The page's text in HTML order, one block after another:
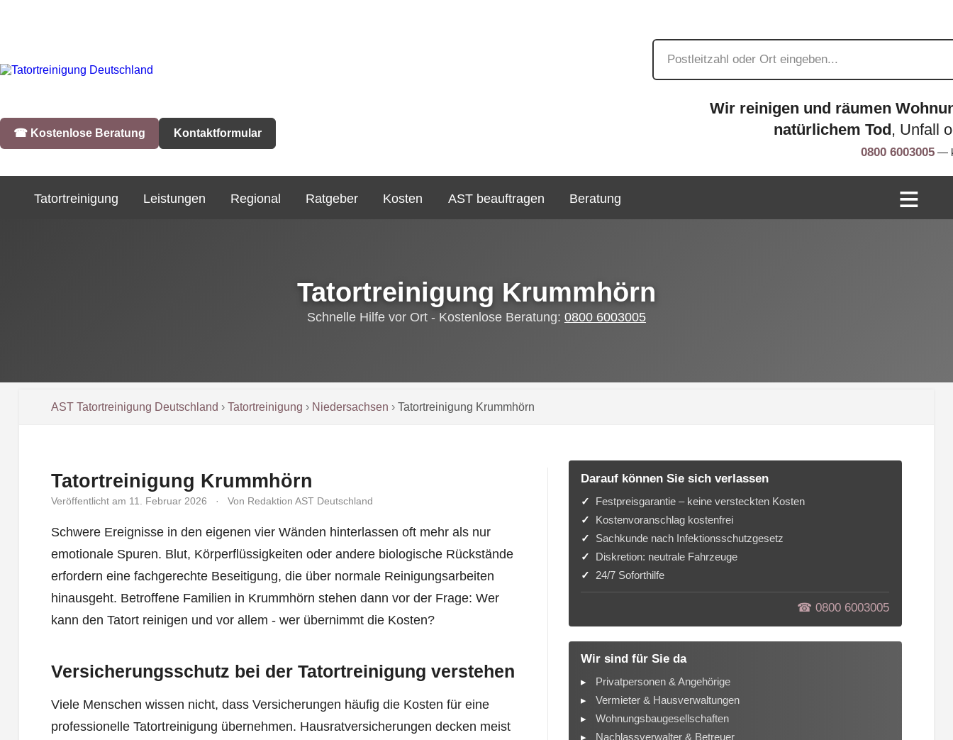
Wir reinigen und räumen
natürlichem Tod, Unfall
☎︎ Kostenlose Beratung Kontaktformular
0800 6003005 —
Tatortreinigung Leistungen Regional Ratgeber Kosten AST beauftragen Beratung
Tatortreinigung Krummhörn
Schnelle Hilfe vor Ort - Kostenlose Beratung: 0800 6003005
AST Tatortreinigung Deutschland › Tatortreinigung › Niedersachsen › Tatortreinigung Krummhörn
Tatortreinigung Krummhörn
Veröffentlicht am 11. Februar 2026 · Von Redaktion AST Deutschland
Schwere Ereignisse in den eigenen vier Wänden hinterlassen oft mehr als nur
emotionale Spuren. Blut, Körperflüssigkeiten oder andere biologische Rückstände
erfordern eine fachgerechte Beseitigung, die über normale Reinigungsarbeiten
hinausgeht. Betroffene Familien in Krummhörn stehen dann vor der Frage: Wer
kann den Tatort reinigen und vor allem - wer übernimmt die Kosten?
Versicherungsschutz bei der Tatortreinigung verstehen
Viele Menschen wissen nicht, dass Versicherungen häufig die Kosten für eine
professionelle Tatortreinigung übernehmen. Hausratversicherungen decken meist
Darauf können Sie sich verlassen
Festpreisgarantie – keine versteckten Kosten
Kostenvoranschlag kostenfrei
Sachkunde nach Infektionsschutzgesetz
Diskretion: neutrale Fahrzeuge
24/7 Soforthilfe
☎︎ 0800 6003005
Wir sind für Sie da
Privatpersonen & Angehörige
Vermieter & Hausverwaltungen
Wohnungsbaugesellschaften
Nachlassverwalter & Betreuer